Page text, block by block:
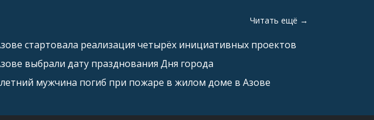
Читать ещё →
стартовала реализация четырёх инициативных проектов
выбрали дату празднования Дня города
мужчина погиб при пожаре в жилом доме в Азове